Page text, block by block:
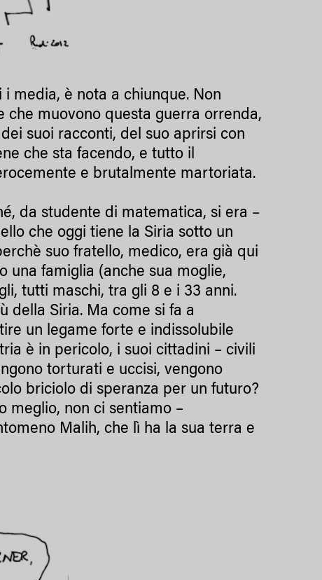
media, è nota a chiunque. Non
muovono questa guerra orrenda,
suoi racconti, del suo aprirsi con
che sta facendo, e tutto il
e brutalmente martoriata.
da studente di matematica, si era –
che oggi tiene la Siria sotto un
suo fratello, medico, era già qui
una famiglia (anche sua moglie,
tutti maschi, tra gli 8 e i 33 anni.
della Siria. Ma come si fa a
un legame forte e indissolubile
è in pericolo, i suoi cittadini – civili
torturati e uccisi, vengono
briciolo di speranza per un futuro?
meglio, non ci sentiamo –
Malih, che lì ha la sua terra e